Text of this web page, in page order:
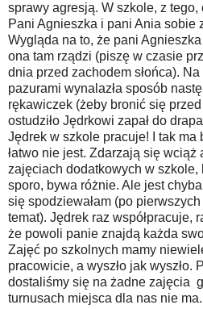
sprawy agresją. W szkole, z tego,
Pani Agnieszka i pani Ania sobie
Wygląda na to, że pani
ona tam rządzi (piszę w czasie
dnia przed zachodem słońca).
pazurami wynalazła sposób
rękawiczek (żeby bronić się
ostudziło Jędrkowi zapał do
Jędrek w szkole pracuje! I tak ma
łatwo nie jest. Zdarzają się wciąż
zajęciach dodatkowych w szkole,
sporo, bywa różnie. Ale jest
się spodziewałam (po
temat). Jędrek raz współpracuje,
że powoli panie znajdą każda
Zajęć po szkolnych mamy
pracowicie, a wyszło jak wyszło.
dostaliśmy się na żadne zajęcia
turnusach miejsca dla nas nie